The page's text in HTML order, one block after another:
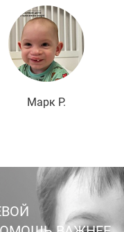
Подробнее
Марк Р.